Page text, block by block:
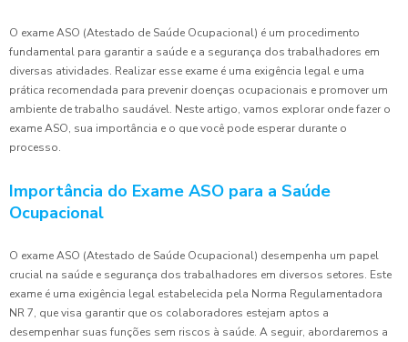
O exame ASO (Atestado de Saúde Ocupacional) é um procedimento
fundamental para garantir a saúde e a segurança dos trabalhadores em
diversas atividades. Realizar esse exame é uma exigência legal e uma
prática recomendada para prevenir doenças ocupacionais e promover um
ambiente de trabalho saudável. Neste artigo, vamos explorar onde fazer o
exame ASO, sua importância e o que você pode esperar durante o
processo.
Importância do Exame ASO para a Saúde
Ocupacional
O exame ASO (Atestado de Saúde Ocupacional) desempenha um papel
crucial na saúde e segurança dos trabalhadores em diversos setores. Este
exame é uma exigência legal estabelecida pela Norma Regulamentadora
NR 7, que visa garantir que os colaboradores estejam aptos a
desempenhar suas funções sem riscos à saúde. A seguir, abordaremos a